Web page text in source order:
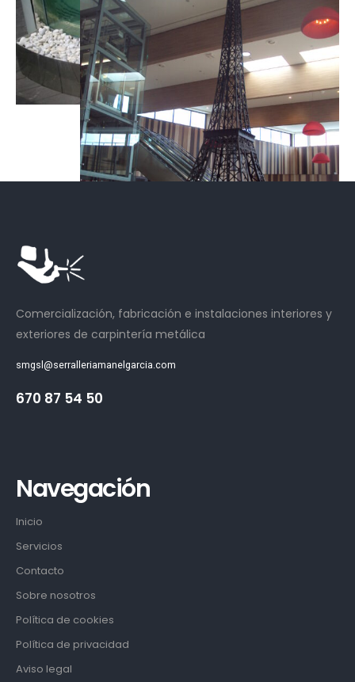
Comercialización, fabricación e instalaciones interiores y
exteriores de carpintería metálica
smgsl@serralleriamanelgarcia.com
670 87 54 50
Navegación
Inicio
Servicios
Contacto
Sobre nosotros
Política de cookies
Política de privacidad
Aviso legal